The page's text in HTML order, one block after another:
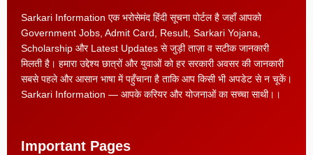
Sarkari Information एक भरोसेमंद हिंदी सूचना पोर्टल है जहाँ आपको
Government Jobs, Admit Card, Result, Sarkari Yojana,
Scholarship और Latest Updates से जुड़ी ताज़ा व सटीक जानकारी
मिलती है। हमारा उद्देश्य छात्रों और युवाओं को हर सरकारी अवसर की जानकारी
सबसे पहले और आसान भाषा में पहुँचाना है ताकि आप किसी भी अपडेट से न चूकें।
Sarkari Information — आपके करियर और योजनाओं का सच्चा साथी।।
Important Pages